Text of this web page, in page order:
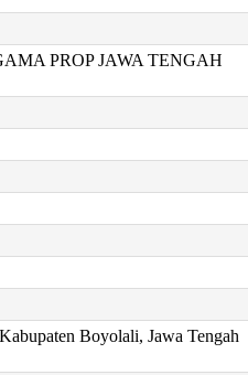
PROP JAWA TENGAH
Boyolali, Jawa Tengah